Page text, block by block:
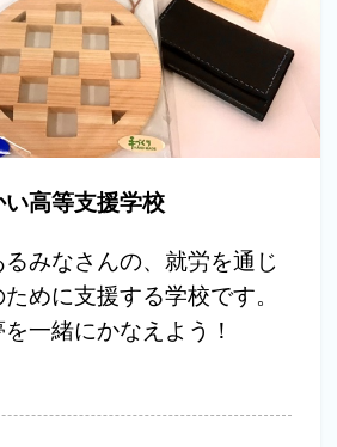
高等支援学校
みなさんの、就労を通じ
めに支援する学校です。
を一緒にかなえよう！